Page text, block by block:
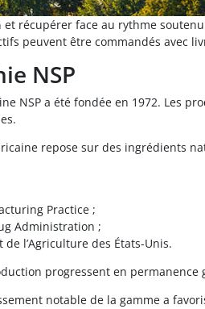
et récupérer face au rythme
peuvent être commandés avec
NSP
NSP a été fondée en 1972. Les
repose sur des ingrédients
Practice ;
Administration ;
de l’Agriculture des États-Unis.
progressent en
notable de la gamme a